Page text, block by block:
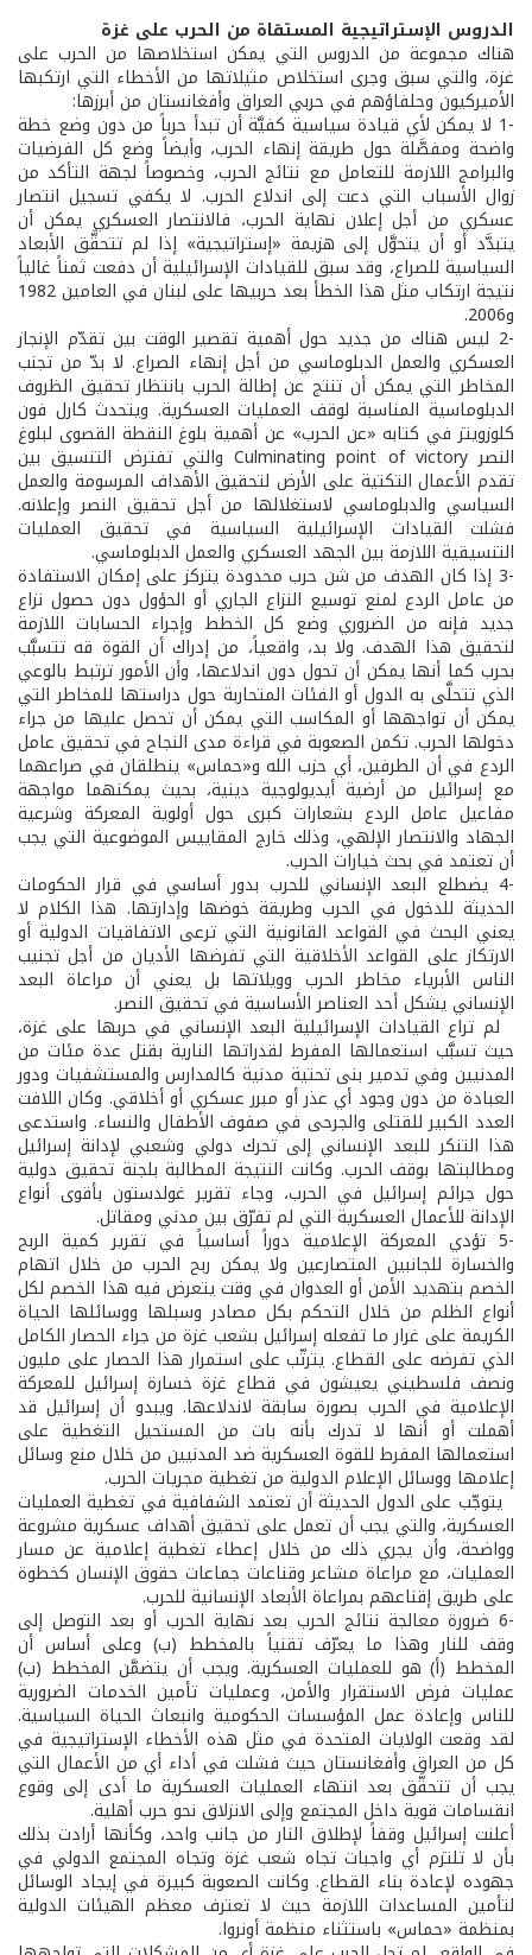
الدروس الإستراتيجية المستقاة من الحرب على غزة
هناك مجموعة من الدروس التي يمكن استخلاصها من الحرب على
غزة، والتي سبق وجرى استخلاص مثيلاتها من الأخطاء التي ارتكبها
الأميركيون وحلفاؤهم في حربي العراق وأفغانستان من أبرزها:
-1 لا يمكن لأي قيادة سياسية كفيَّة أن تبدأ حرباً من دون وضع خطة
واضحة ومفصَّلة حول طريقة إنهاء الحرب، وأيضاً وضع كل الفرضيات
والبرامج اللازمة للتعامل مع نتائج الحرب، وخصوصاً لجهة التأكد من
زوال الأسباب التي دعت إلى اندلاع الحرب. لا يكفي تسجيل انتصار
عسكري من أجل إعلان نهاية الحرب، فالانتصار العسكري يمكن أن
يتبدَّد أو أن يتحوَّل إلى هزيمة «إستراتيجية» إذا لم تتحقَّق الأبعاد
السياسية للصراع، وقد سبق للقيادات الإسرائيلية أن دفعت ثمناً غالياً
نتيجة ارتكاب مثل هذا الخطأ بعد حربيها على لبنان في العامين 1982
و2006.
-2 ليس هناك من جديد حول أهمية تقصير الوقت بين تقدّم الإنجاز
العسكري والعمل الدبلوماسي من أجل إنهاء الصراع. لا بدّ من تجنب
المخاطر التي يمكن أن تنتج عن إطالة الحرب بانتظار تحقيق الظروف
الدبلوماسية المناسبة لوقف العمليات العسكرية. ويتحدث كارل فون
كلوزويتز في كتابه «عن الحرب» عن أهمية بلوغ النقطة القصوى لبلوغ
النصر Culminating point of victory والتي تفترض التنسيق بين
تقدم الأعمال التكتية على الأرض لتحقيق الأهداف المرسومة والعمل
السياسي والدبلوماسي لاستغلالها من أجل تحقيق النصر وإعلانه.
فشلت القيادات الإسرائيلية السياسية في تحقيق العمليات
التنسيقية اللازمة بين الجهد العسكري والعمل الدبلوماسي.
-3 إذا كان الهدف من شن حرب محدودة يتركز على إمكان الاستفادة
من عامل الردع لمنع توسيع النزاع الجاري أو الحؤول دون حصول نزاع
جديد فإنه من الضروري وضع كل الخطط وإجراء الحسابات اللازمة
لتحقيق هذا الهدف. ولا بد، واقعياً، من إدراك أن القوة قه تتسبَّب
بحرب كما أنها يمكن أن تحول دون اندلاعها، وأن الأمور ترتبط بالوعي
الذي تتحلَّى به الدول أو الفئات المتحاربة حول دراستها للمخاطر التي
يمكن أن تواجهها أو المكاسب التي يمكن أن تحصل عليها من جراء
دخولها الحرب. تكمن الصعوبة في قراءة مدى النجاح في تحقيق عامل
الردع في أن الطرفين، أي حزب الله و«حماس» ينطلقان في صراعهما
مع إسرائيل من أرضية أيديولوجية دينية، بحيث يمكنهما مواجهة
مفاعيل عامل الردع بشعارات كبرى حول أولوية المعركة وشرعية
الجهاد والانتصار الإلهي، وذلك خارج المقاييس الموضوعية التي يجب
أن تعتمد في بحث خيارات الحرب.
-4 يضطلع البعد الإنساني للحرب بدور أساسي في قرار الحكومات
الحديثة للدخول في الحرب وطريقة خوضها وإدارتها. هذا الكلام لا
يعني البحث في القواعد القانونية التي ترعى الاتفاقيات الدولية أو
الارتكاز على القواعد الأخلاقية التي تفرضها الأديان من أجل تجنيب
الناس الأبرياء مخاطر الحرب وويلاتها بل يعني أن مراعاة البعد
الإنساني يشكل أحد العناصر الأساسية في تحقيق النصر.
لم تراع القيادات الإسرائيلية البعد الإنساني في حربها على غزة،
حيث تسبَّب استعمالها المفرط لقدراتها النارية بقتل عدة مئات من
المدنيين وفي تدمير بنى تحتية مدنية كالمدارس والمستشفيات ودور
العبادة من دون وجود أي عذر أو مبرر عسكري أو أخلاقي. وكان اللافت
العدد الكبير للقتلى والجرحى في صفوف الأطفال والنساء. واستدعى
هذا التنكر للبعد الإنساني إلى تحرك دولي وشعبي لإدانة إسرائيل
ومطالبتها بوقف الحرب. وكانت النتيجة المطالبة بلجنة تحقيق دولية
حول جرائم إسرائيل في الحرب، وجاء تقرير غولدستون بأقوى أنواع
الإدانة للأعمال العسكرية التي لم تفرّق بين مدني ومقاتل.
-5 تؤدي المعركة الإعلامية دوراً أساسياً في تقرير كمية الربح
والخسارة للجانبين المتصارعين ولا يمكن ربح الحرب من خلال اتهام
الخصم بتهديد الأمن أو العدوان في وقت يتعرض فيه هذا الخصم لكل
أنواع الظلم من خلال التحكم بكل مصادر وسبلها ووسائلها الحياة
الكريمة على غرار ما تفعله إسرائيل بشعب غزة من جراء الحصار الكامل
الذي تفرضه على القطاع. يترتّب على استمرار هذا الحصار على مليون
ونصف فلسطيني يعيشون في قطاع غزة خسارة إسرائيل للمعركة
الإعلامية في الحرب بصورة سابقة لاندلاعها. ويبدو أن إسرائيل قد
أهملت أو أنها لا تدرك بأنه بات من المستحيل التغطية على
استعمالها المفرط للقوة العسكرية ضد المدنيين من خلال منع وسائل
إعلامها ووسائل الإعلام الدولية من تغطية مجريات الحرب.
يتوجّب على الدول الحديثة أن تعتمد الشفافية في تغطية العمليات
العسكرية، والتي يجب أن تعمل على تحقيق أهداف عسكرية مشروعة
وواضحة، وأن يجري ذلك من خلال إعطاء تغطية إعلامية عن مسار
العمليات، مع مراعاة مشاعر وقناعات جماعات حقوق الإنسان كخطوة
على طريق إقناعهم بمراعاة الأبعاد الإنسانية للحرب.
-6 ضرورة معالجة نتائج الحرب بعد نهاية الحرب أو بعد التوصل إلى
وقف للنار وهذا ما يعرّف تقنياً بالمخطط (ب) وعلى أساس أن
المخطط (أ) هو للعمليات العسكرية. ويجب أن يتضمَّن المخطط (ب)
عمليات فرض الاستقرار والأمن، وعمليات تأمين الخدمات الضرورية
للناس وإعادة عمل المؤسسات الحكومية وانبعاث الحياة السياسية.
لقد وقعت الولايات المتحدة في مثل هذه الأخطاء الإستراتيجية في
كل من العراق وأفغانستان حيث فشلت في أداء أي من الأعمال التي
يجب أن تتحقَّق بعد انتهاء العمليات العسكرية ما أدى إلى وقوع
انقسامات قوية داخل المجتمع وإلى الانزلاق نحو حرب أهلية.
أعلنت إسرائيل وقفاً لإطلاق النار من جانب واحد، وكأنها أرادت بذلك
بأن لا تلتزم أي واجبات تجاه شعب غزة وتجاه المجتمع الدولي في
جهوده لإعادة بناء القطاع. وكانت الصعوبة كبيرة في إيجاد الوسائل
لتأمين المساعدات اللازمة حيث لا تعترف معظم الهيئات الدولية
بمنظمة «حماس» باستثناء منظمة أونروا.